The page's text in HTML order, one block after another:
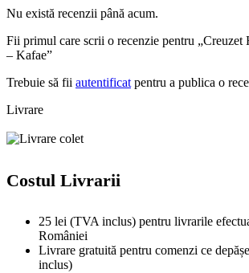
Nu există recenzii până acum.
Fii primul care scrii o recenzie pentru
– Kafae”
Trebuie să fii autentificat pentru a publica o
Livrare
Costul Livrarii
25 lei (TVA inclus) pentru livrarile
României
Livrare gratuită pentru comenzi ce
inclus)